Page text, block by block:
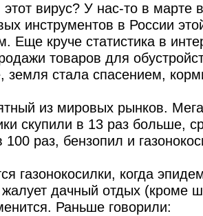
вирус? У нас-то в марте
инструментов в России
Еще круче статистика в
товаров для
земля стала спасением,
из мировых рынков.
скупили в 13 раз больше,
100 раз, бензопил и
газонокосилки, когда
жалует дачный отдых (кроме
Раньше говорили: